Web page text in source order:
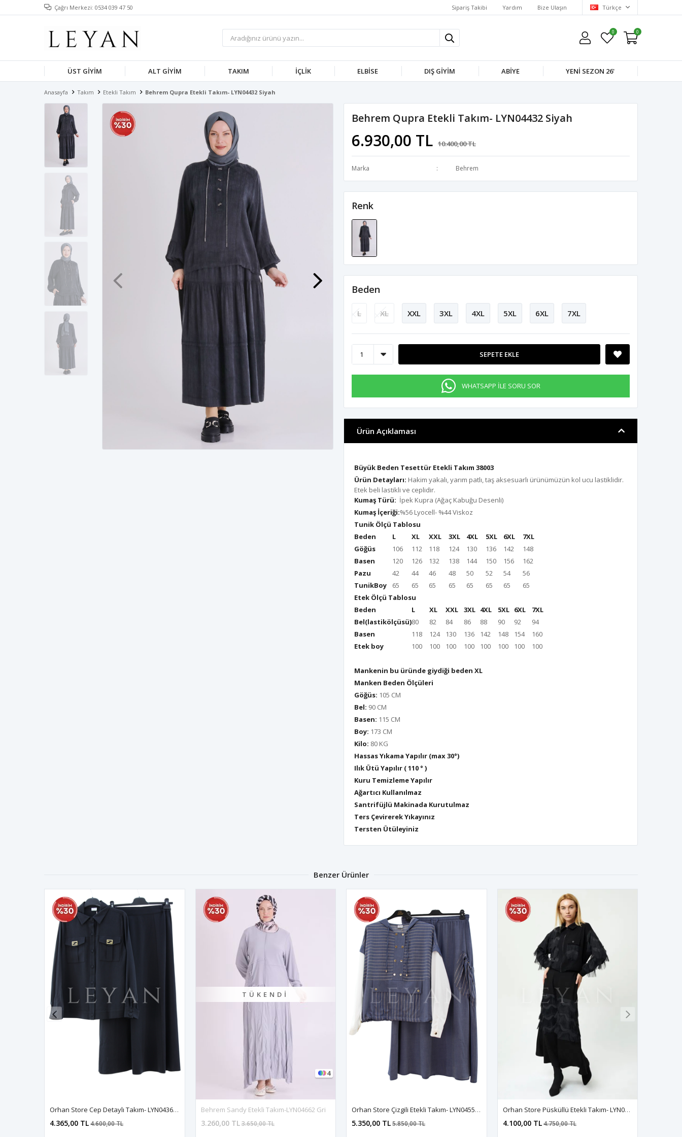
Çağrı Merkezi: 0534 039 47 50 Sipariş Takibi Yardım Bize Ulaşın Türkçe
0 0
ÜST GIYIM ALT GIYIM TAKIM İÇLIK ELBISE DIŞ GIYIM ABIYE YENI SEZON 26'
Anasayfa Takım Etekli Takım Behrem Qupra Etekli Takım- LYN04432 Siyah
Behrem Qupra Etekli Takım- LYN04432 Siyah
6.930,00 TL 10.400,00 TL
Marka Behrem
Renk
Beden
L XL XXL 3XL 4XL 5XL 6XL 7XL
SEPETE EKLE
WHATSAPP İLE SORU SOR
Ürün Açıklaması
Büyük Beden Tesettür Etekli Takım 38003
Ürün Detayları: Hakim yakalı, yarım patlı, taş aksesuarlı ürünümüzün kol ucu lastiklidir.
Etek beli lastikli ve ceplidir.
Kumaş Türü: İpek Kupra (Ağaç Kabuğu Desenli)
Kumaş İçeriği:%56 Lyocell- %44 Viskoz
Tunik Ölçü Tablosu
Beden
L XL XXL 3XL 4XL 5XL 6XL
7XL
Göğüs
106 112 118 124 130 136 142
148
Basen
120 126 132 138 144 150 156
162
Pazu
42 44 46 48 50 52 54
56
TunikBoy
65 65 65 65 65 65 65
65
Etek Ölçü Tablosu
Beden
L XL XXL 3XL 4XL 5XL 6XL
7XL
Bel(lastikölçüsü)80 82 84 86 88 90 92
94
Basen
118 124 130 136 142 148 154
160
Etek boy
100 100 100 100 100 100 100 100
Mankenin bu üründe giydiği beden XL
Manken Beden Ölçüleri
Göğüs: 105 CM
Bel: 90 CM
Basen: 115 CM
Boy: 173 CM
Kilo: 80 KG
Hassas Yıkama Yapılır (max 30°)
Ilık Ütü Yapılır ( 110 ° )
Kuru Temizleme Yapılır
Ağartıcı Kullanılmaz
Santrifüjlü Makinada Kurutulmaz
Ters Çevirerek Yıkayınız
Tersten Ütüleyiniz
Benzer Ürünler
Orhan Store Cep Detaylı Takım- LYN04361 Siyah
4.365,00 TL4.600,00 TL
TÜKENDI
4
Behrem Sandy Etekli Takım-LYN04662 Gri
3.260,00 TL3.650,00 TL
Orhan Store Çizgili Etekli Takım- LYN04557 İndigo
5.350,00 TL5.850,00 TL
Orhan Store Püsküllü Etekli Takım- LYN03456 Siyah
4.100,00 TL4.750,00 TL